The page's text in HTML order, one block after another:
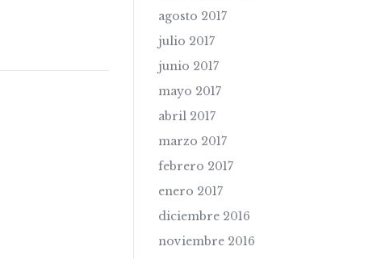
agosto 2017
julio 2017
junio 2017
mayo 2017
abril 2017
marzo 2017
febrero 2017
enero 2017
diciembre 2016
noviembre 2016